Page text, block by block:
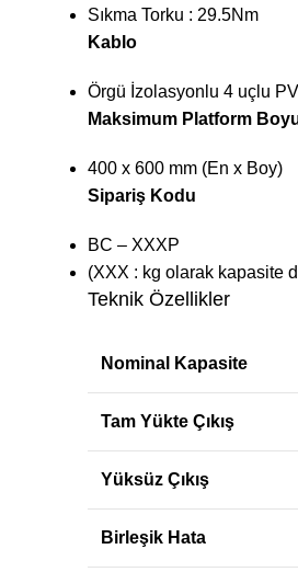
Sıkma Torku : 29.5Nm
Kablo
Örgü İzolasyonlu 4 uçlu
Maksimum Platform
400 x 600 mm (En x Boy)
Sipariş Kodu
BC – XXXP
(XXX : kg olarak kapasite
Teknik Özellikler
Nominal Kapasite
Tam Yükte Çıkış
Yüksüz Çıkış
Birleşik Hata